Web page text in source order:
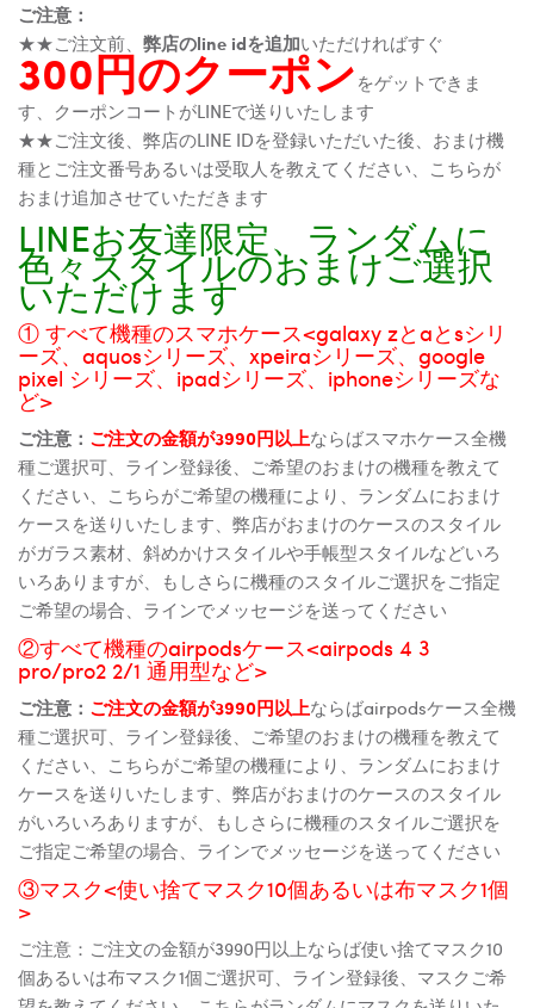
ご注意：
★★ご注文前、 弊店のline idを追加いただければすぐ
300円のクーポンをゲットできま
す、クーポンコートがLINEで送りいたします
★★ご注文後、弊店のLINE IDを登録いただいた後、おまけ機
種とご注文番号あるいは受取人を教えてください、こちらが
おまけ追加させていただきます
LINEお友達限定、ランダムに
色々スタイルのおまけご選択
いただけます
① すべて機種のスマホケース<galaxy zとaとsシリ
ーズ、aquosシリーズ、xpeiraシリーズ、google
pixel シリーズ、ipadシリーズ、iphoneシリーズな
ど>
ご注意： ご注文の金額が3990円以上ならばスマホケース全機
種ご選択可、ライン登録後、ご希望のおまけの機種を教えて
ください、こちらがご希望の機種により、ランダムにおまけ
ケースを送りいたします、弊店がおまけのケースのスタイル
がガラス素材、斜めかけスタイルや手帳型スタイルなどいろ
いろありますが、もしさらに機種のスタイルご選択をご指定
ご希望の場合、ラインでメッセージを送ってください
②すべて機種のairpodsケース<airpods 4 3
pro/pro2 2/1 通用型など>
ご注意： ご注文の金額が3990円以上ならばairpodsケース全機
種ご選択可、ライン登録後、ご希望のおまけの機種を教えて
ください、こちらがご希望の機種により、ランダムにおまけ
ケースを送りいたします、弊店がおまけのケースのスタイル
がいろいろありますが、もしさらに機種のスタイルご選択を
ご指定ご希望の場合、ラインでメッセージを送ってください
③マスク<使い捨てマスク10個あるいは布マスク1個
>
ご注意：ご注文の金額が3990円以上ならば使い捨てマスク10
個あるいは布マスク1個ご選択可、ライン登録後、マスクご希